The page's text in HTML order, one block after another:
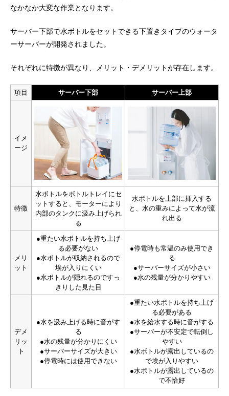
なかなか大変な作業となります。
サーバー下部で水ボトルをセットできる下置きタイプのウォータ
ーサーバーが開発されました。
それぞれに特徴が異なり、メリット・デメリットが存在します。
項目 サーバー下部 サーバー上部
イメ
ージ
特徴
水ボトルをボトルトレイにセ
ットすると、モーターにより
内部のタンクに汲み上げられ
る
水ボトルを上部に挿入する
と、水の重みによって水が流
れ出る
メリ
ット
●重たい水ボトルを持ち上げ
る必要がない
●水ボトルが収納されるので
埃が入りにくい
●水ボトルが隠れるのですっ
きりした見た目
●停電時も常温のみ使用でき
る
●サーバーサイズが小さい
●水の残量が分かりやすい
デメ
リッ
ト
●水を汲み上げる時に音がす
る
●水の残量が分かりにくい
●サーバーサイズが大きい
●停電時には使用できない
●重たい水ボトルを持ち上げ
る必要がある
●水を給水する時に音がする
●サーバーが不安定で転倒し
やすい
●水ボトルが露出しているの
で埃が入りやすい
●水ボトルが露出しているの
で不恰好